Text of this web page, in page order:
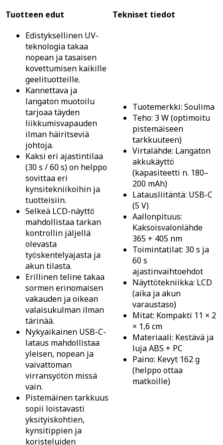
Tuotteen edut
Tekniset tiedot
Edistyksellinen UV-
teknologia takaa
nopean ja tasaisen
kovettumisen kaikille
geelituotteille.
Kannettava ja
langaton muotoilu
tarjoaa täyden
liikkumisvapauden
ilman häiritseviä
johtoja.
Kaksi eri ajastintilaa
(30 s / 60 s) on helppo
sovittaa eri
kynsitekniikoihin ja
tuotteisiin.
Selkeä LCD-näyttö
mahdollistaa tarkan
kontrollin jäljellä
olevasta
työskentelyajasta ja
akun tilasta.
Erillinen teline takaa
sormen erinomaisen
vakauden ja oikean
valaisukulman ilman
tärinää.
Nykyaikainen USB-C-
lataus mahdollistaa
yleisen, nopean ja
vaivattoman
virransyötön missä
vain.
Pistemäinen tarkkuus
sopii loistavasti
yksityiskohtien,
kynsitippien ja
koristeluiden
Tuotemerkki: Soulima
Teho: 3 W (optimoitu
pistemäiseen
tarkkuuteen)
Virtalähde: Langaton
akkukäyttö
(kapasiteetti n. 180–
200 mAh)
Latausliitäntä: USB-C
(5 V)
Aallonpituus:
Kaksoisvalonlähde
365 + 405 nm
Toimintatilat: 30 s ja
60 s
ajastinvaihtoehdot
Näyttötekniikka: LCD
(aika ja akun
varaustaso)
Mitat: Kompakti 11 × 2
× 1,6 cm
Materiaali: Kestävä ja
luja ABS + PC
Paino: Kevyt 162 g
(helppo ottaa
matkoille)